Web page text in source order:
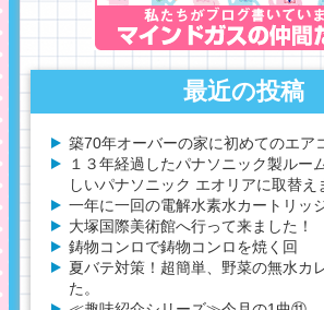
最近の投稿
築70年オーバーの家に初めてのエア
１３年経過したパナソニック製ルー
しいパナソニック エオリアに取替え
一年に一回の電解水素水カートリッ
大塚国際美術館へ行って来ました！
鋳物コンロで鋳物コンロを焼く回
夏バテ対策！超簡単、野菜の無水カ
た。